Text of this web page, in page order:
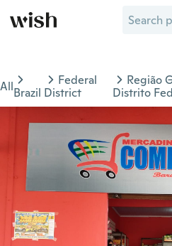
AllBrazil
Federal
District
Região
Distrito